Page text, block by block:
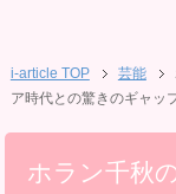
i-article TOP 芸能
ア時代との驚きのギャッ
ホラン千秋